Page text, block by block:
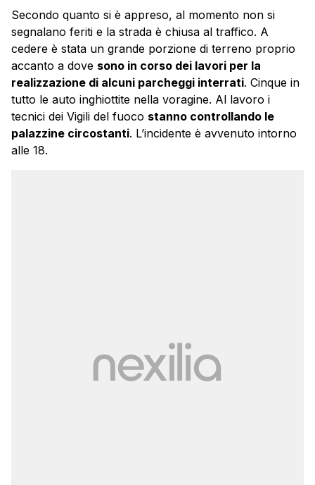
Secondo quanto si è appreso, al momento non si
segnalano feriti e la strada è chiusa al traffico. A
cedere è stata un grande porzione di terreno proprio
accanto a dove sono in corso dei lavori per la
realizzazione di alcuni parcheggi interrati. Cinque in
tutto le auto inghiottite nella voragine. Al lavoro i
tecnici dei Vigili del fuoco stanno controllando le
palazzine circostanti. L’incidente è avvenuto intorno
alle 18.